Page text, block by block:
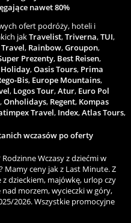
nawet 80%
ofert podróży, hoteli i
jakTravelist,Triverna,TUI,
, Rainbow,Groupon,
Prezenty, Best Reisen,
Holiday,Oasis Tours, Prima
Bis, Europe Mountains,
, Logos Tour,Atur, Euro Pol
,Onholidays, Regent, Kompas
Travel, Index,Atlas Tours,
wczasów po oferty
Wczasy z dziećmi w
ceny jak z Last Minute. Z
dzieckiem, majówkę, urlop czy
morzem, wycieczki w góry,
2026. Wszystkie promocyjne